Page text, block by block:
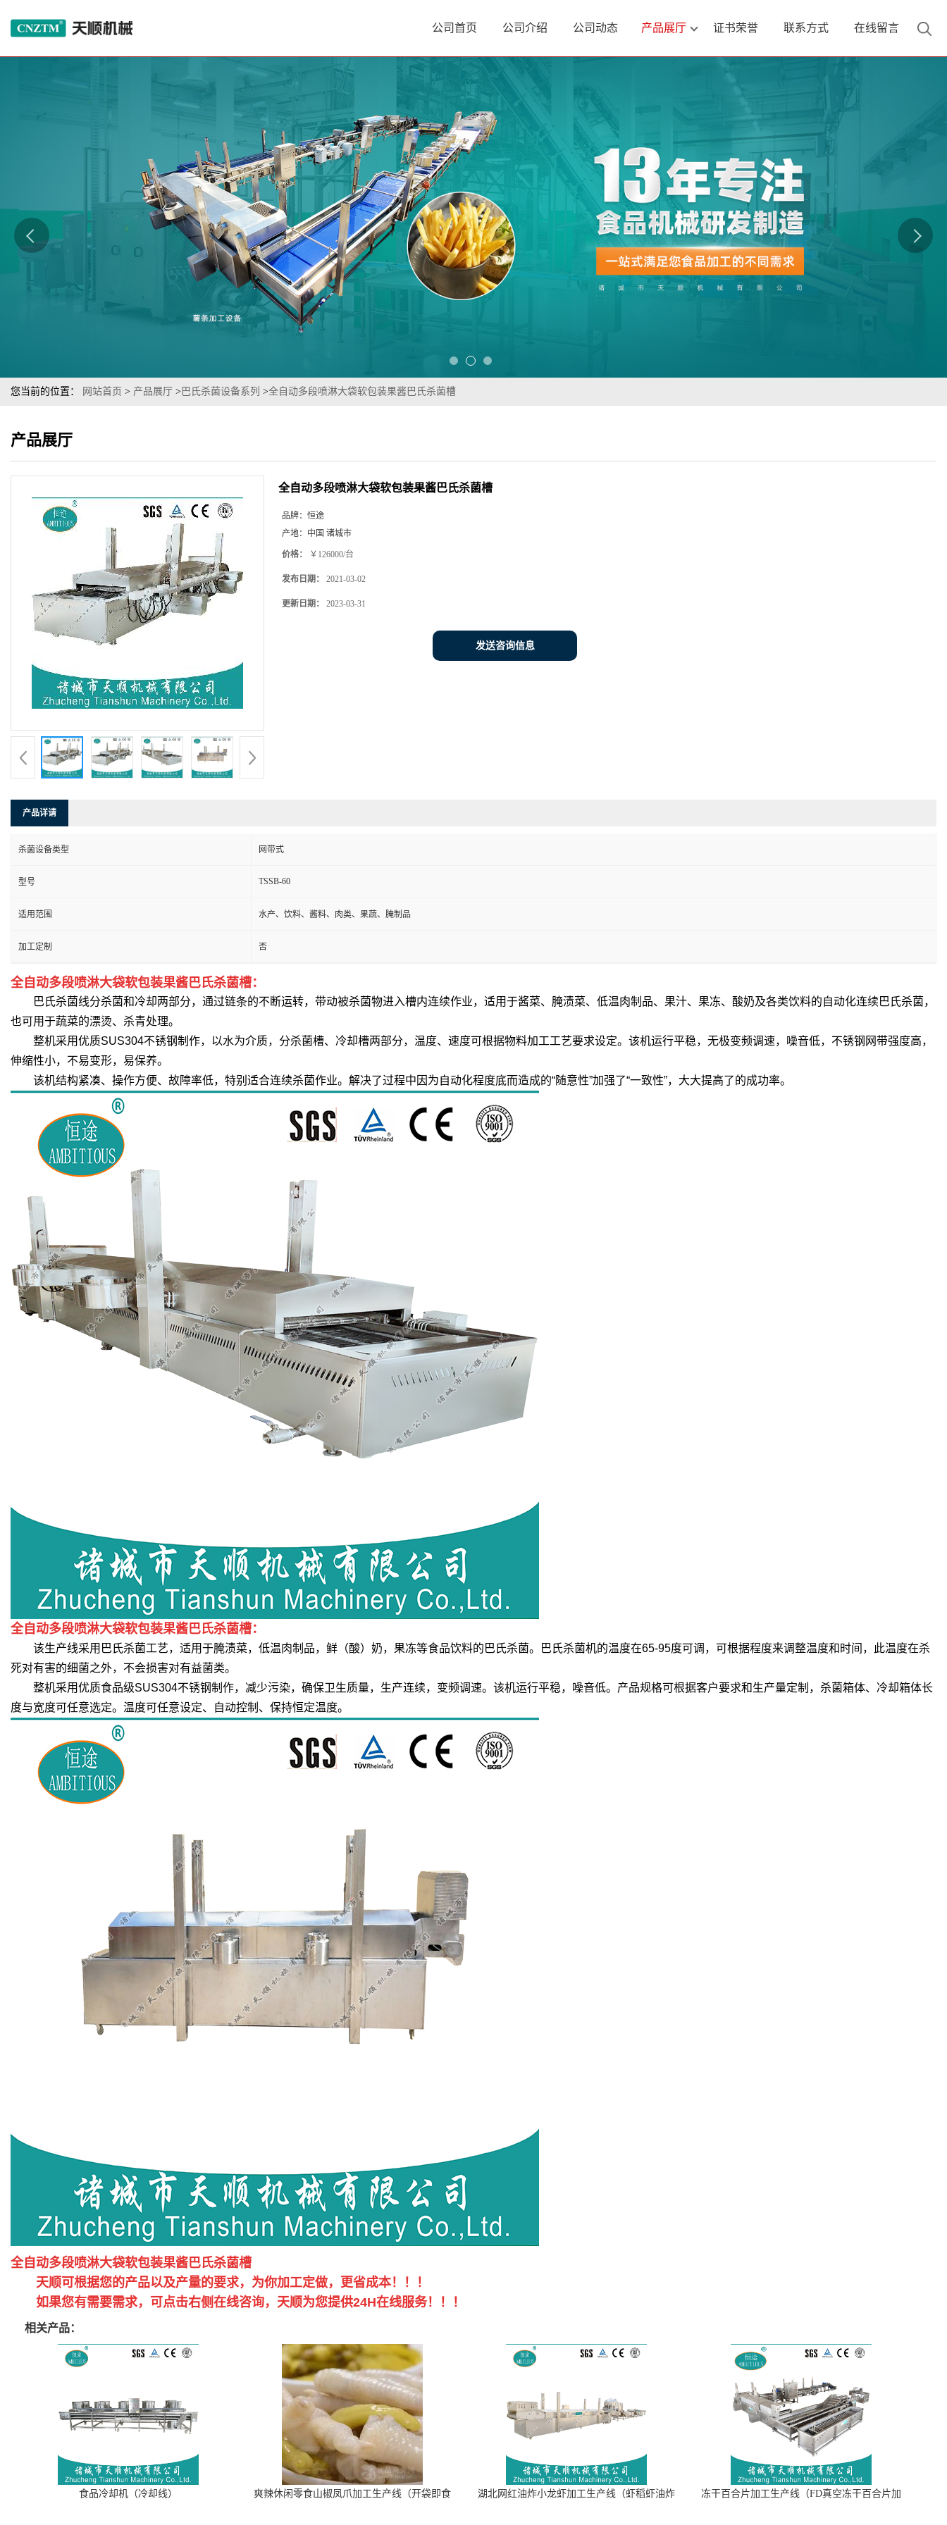
公司首页 公司介绍 公司动态 产品展厅 证书荣誉 联系方式 在线留言
您当前的位置： 网站首页 > 产品展厅 > 巴氏杀菌设备系列 >全自动多段喷淋大袋软包装果酱巴氏杀菌槽
产品展厅
全自动多段喷淋大袋软包装果酱巴氏杀菌槽
品牌： 恒途
产地： 中国 诸城市
价格： ￥126000/台
发布日期： 2021-03-02
更新日期： 2023-03-31
发送咨询信息
产品详请
杀菌设备类型 网带式
型号 TSSB-60
适用范围 水产、饮料、酱料、肉类、果蔬、腌制品
加工定制 否
全自动多段喷淋大袋软包装果酱巴氏杀菌槽：
巴氏杀菌线分杀菌和冷却两部分，通过链条的不断运转，带动被杀菌物进入槽内连续作业，适用于酱菜、腌渍菜、低温肉制品、果汁、果冻、酸奶及各类饮料的自动化连续巴氏杀菌，
也可用于蔬菜的漂烫、杀青处理。
整机采用优质SUS304不锈钢制作，以水为介质，分杀菌槽、冷却槽两部分，温度、速度可根据物料加工工艺要求设定。该机运行平稳，无极变频调速，噪音低，不锈钢网带强度高，
伸缩性小，不易变形，易保养。
该机结构紧凑、操作方便、故障率低，特别适合连续杀菌作业。解决了过程中因为自动化程度底而造成的“随意性”加强了“一致性”，大大提高了的成功率。
全自动多段喷淋大袋软包装果酱巴氏杀菌槽：
该生产线采用巴氏杀菌工艺，适用于腌渍菜，低温肉制品，鲜（酸）奶，果冻等食品饮料的巴氏杀菌。巴氏杀菌机的温度在65-95度可调，可根据程度来调整温度和时间，此温度在杀
死对有害的细菌之外，不会损害对有益菌类。
整机采用优质食品级SUS304不锈钢制作，减少污染，确保卫生质量，生产连续，变频调速。该机运行平稳，噪音低。产品规格可根据客户要求和生产量定制，杀菌箱体、冷却箱体长
度与宽度可任意选定。温度可任意设定、自动控制、保持恒定温度。
全自动多段喷淋大袋软包装果酱巴氏杀菌槽
天顺可根据您的产品以及产量的要求，为你加工定做，更省成本！！！
如果您有需要需求，可点击右侧在线咨询，天顺为您提供24H在线服务！！！
相关产品：
食品冷却机（冷却线）
爽辣休闲零食山椒凤爪加工生产线（开袋即食
湖北网红油炸小龙虾加工生产线（虾稻虾油炸
冻干百合片加工生产线（FD真空冻干百合片加